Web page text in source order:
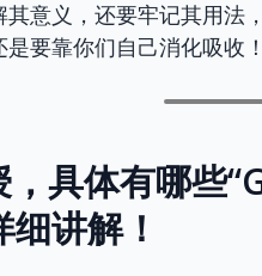
其意义，还要牢记其用法
要靠你们自己消化吸收！
具体有哪些
讲解！